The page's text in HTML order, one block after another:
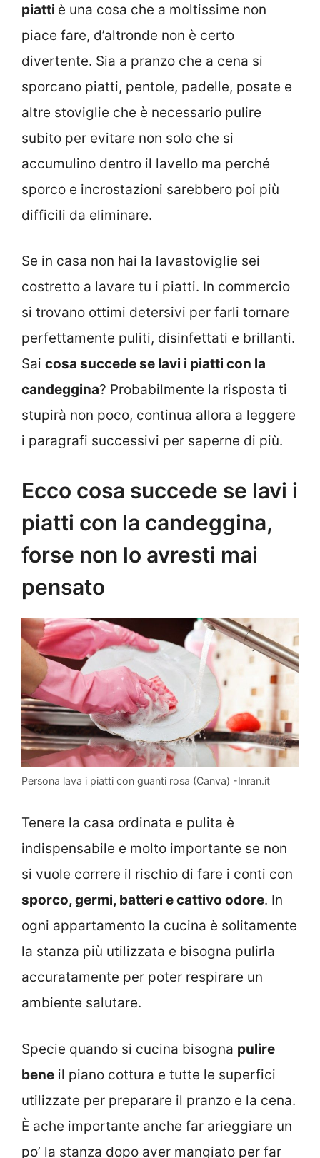
piatti è una cosa che a moltissime non
piace fare, d’altronde non è certo
divertente. Sia a pranzo che a cena si
sporcano piatti, pentole, padelle, posate e
altre stoviglie che è necessario pulire
subito per evitare non solo che si
accumulino dentro il lavello ma perché
sporco e incrostazioni sarebbero poi più
difficili da eliminare.
Se in casa non hai la lavastoviglie sei
costretto a lavare tu i piatti. In commercio
si trovano ottimi detersivi per farli tornare
perfettamente puliti, disinfettati e brillanti.
Sai cosa succede se lavi i piatti con la
candeggina? Probabilmente la risposta ti
stupirà non poco, continua allora a leggere
i paragrafi successivi per saperne di più.
Ecco cosa succede se lavi i
piatti con la candeggina,
forse non lo avresti mai
pensato
Persona lava i piatti con guanti rosa (Canva) -Inran.it
Tenere la casa ordinata e pulita è
indispensabile e molto importante se non
si vuole correre il rischio di fare i conti con
sporco, germi, batteri e cattivo odore. In
ogni appartamento la cucina è solitamente
la stanza più utilizzata e bisogna pulirla
accuratamente per poter respirare un
ambiente salutare.
Specie quando si cucina bisogna pulire
bene il piano cottura e tutte le superfici
utilizzate per preparare il pranzo e la cena.
È ache importante anche far arieggiare un
po’ la stanza dopo aver mangiato per far